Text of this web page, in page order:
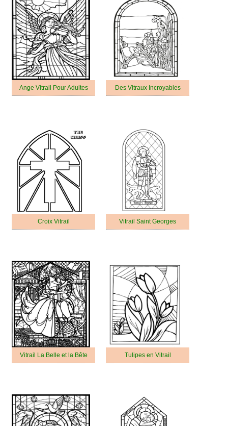
Ange Vitrail Pour Adultes Des Vitraux Incroyables
Croix Vitrail Vitrail Saint Georges
Vitrail La Belle et la Bête Tulipes en Vitrail